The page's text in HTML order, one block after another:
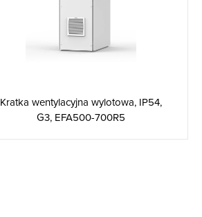
Kratka wentylacyjna wylotowa, IP54,
G3, EFA500-700R5